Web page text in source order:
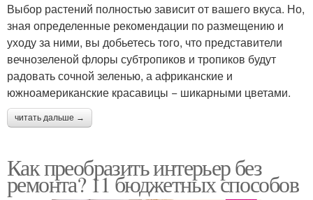
Выбор растений полностью зависит от вашего вкуса. Но,
зная определенные рекомендации по размещению и
уходу за ними, вы добьетесь того, что представители
вечнозеленой флоры субтропиков и тропиков будут
радовать сочной зеленью, а африканские и
южноамериканские красавицы − шикарными цветами.
читать дальше →
Как преобразить интерьер без
ремонта? 11 бюджетных способов